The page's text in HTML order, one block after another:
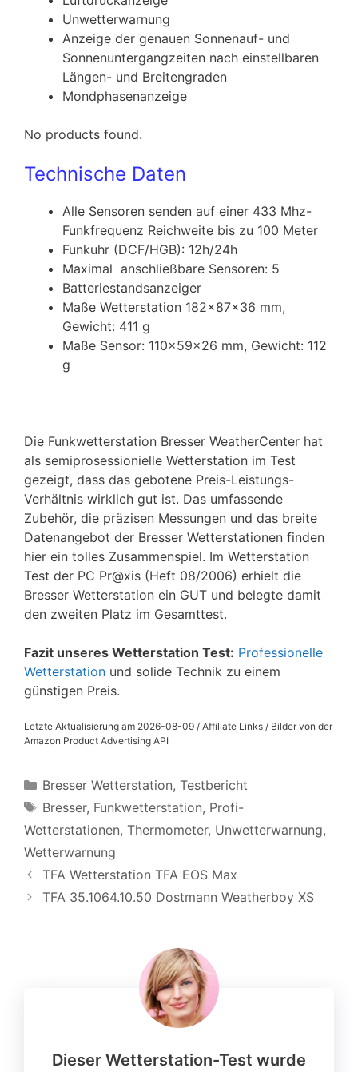
Unwetterwarnung
Anzeige der genauen Sonnenauf- und
Sonnenuntergangzeiten nach einstellbaren
Längen- und Breitengraden
Mondphasenanzeige
No products found.
Technische Daten
Alle Sensoren senden auf einer 433 Mhz-
Funkfrequenz Reichweite bis zu 100 Meter
Funkuhr (DCF/HGB): 12h/24h
Maximal anschließbare Sensoren: 5
Batteriestandsanzeiger
Maße Wetterstation 182x87x36 mm,
Gewicht: 411 g
Maße Sensor: 110x59x26 mm, Gewicht: 112
g
Die Funkwetterstation Bresser WeatherCenter hat
als semiprosessionielle Wetterstation im Test
gezeigt, dass das gebotene Preis-Leistungs-
Verhältnis wirklich gut ist. Das umfassende
Zubehör, die präzisen Messungen und das breite
Datenangebot der Bresser Wetterstationen finden
hier ein tolles Zusammenspiel. Im Wetterstation
Test der PC Pr@xis (Heft 08/2006) erhielt die
Bresser Wetterstation ein GUT und belegte damit
den zweiten Platz im Gesamttest.
Fazit unseres Wetterstation Test: Professionelle
Wetterstation und solide Technik zu einem
günstigen Preis.
Letzte Aktualisierung am 2026-08-09 / Affiliate Links / Bilder von der
Amazon Product Advertising API
Kategorien
Bresser Wetterstation, Testbericht
Schlagwörter
Bresser, Funkwetterstation, Profi-
Wetterstationen, Thermometer, Unwetterwarnung,
Wetterwarnung
TFA Wetterstation TFA EOS Max
TFA 35.1064.10.50 Dostmann Weatherboy XS
Dieser Wetterstation-Test wurde